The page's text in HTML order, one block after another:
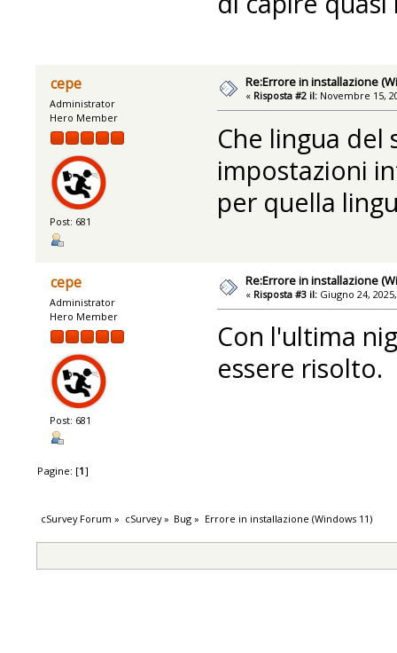
cepe
Administrator
Hero Member
Post: 681
Re:Errore in installazione
« Risposta #2 il: Novembre 15,
Che lingua
impostazioni
per quella
cepe
Administrator
Hero Member
Post: 681
Re:Errore in installazione
« Risposta #3 il: Giugno 24,
Con l'ultima
essere risolto.
Pagine: [1]
cSurvey Forum » cSurvey» Bug » Errore in installazione (Windows 11)